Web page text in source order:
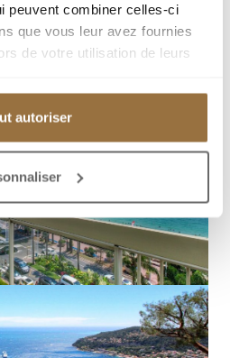
peuvent combiner celles-ci
que vous leur avez fournies
de votre utilisation de leurs
autoriser